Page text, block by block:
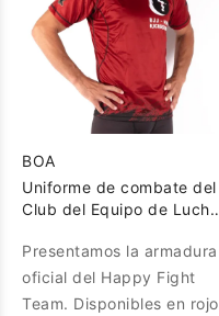
BOA
Uniforme de combate del
Club del Equipo de Lucha
Presentamos la armadura
oficial del Happy Fight
Team. Disponibles en rojo